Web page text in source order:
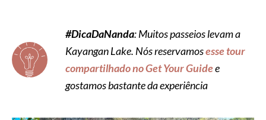
#DicaDaNanda: Muitos passeios levam a
Kayangan Lake. Nós reservamosesse tour
compartilhado no Get Your Guidee
gostamos bastante da experiência